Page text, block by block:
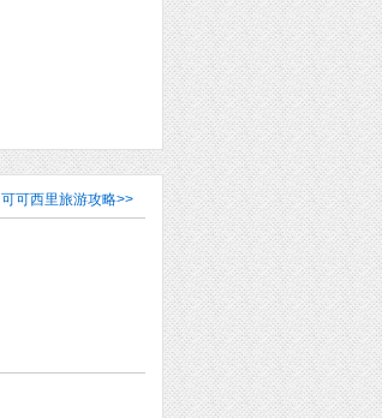
可可西里旅游攻略>>